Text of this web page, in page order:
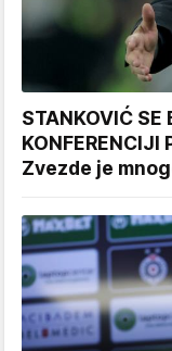
STANKOVIĆ SE
KONFERENCIJI
Zvezde je